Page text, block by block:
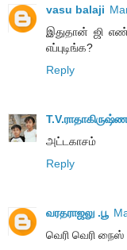
vasu balaji
இதுதான் ஜி
எப்புடிங்க?
Reply
அட்டகாசம்
Reply
வரதராஜலு .பூ
வெரி வெரி நைஸ்